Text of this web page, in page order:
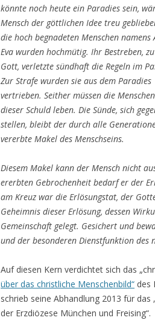
könnte noch heute ein Paradies sein,
Mensch der göttlichen Idee treu
die hoch begnadeten Menschen namens
Eva wurden hochmütig. Ihr Bestreben,
Gott, verletzte sündhaft die Regeln im
Zur Strafe wurden sie aus dem Paradies
vertrieben. Seither müssen die
dieser Schuld leben. Die Sünde, sich
stellen, bleibt der durch alle
vererbte Makel des Menschseins.
Diesem Makel kann der Mensch nicht
ererbten Gebrochenheit bedarf er der
am Kreuz war die Erlösungstat, der
Geheimnis dieser Erlösung, dessen
Gemeinschaft gelegt. Gesichert und
und der besonderen Dienstfunktion des
Auf diesen Kern verdichtet sich das
über das christliche Menschenbild“ des
schrieb seine Abhandlung 2013 für
der Erzdiözese München und Freising“.